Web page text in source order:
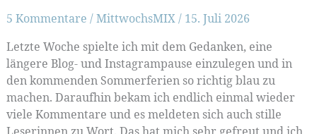
5 Kommentare /MittwochsMIX/ 15. Juli 2026
Letzte Woche spielte ich mit dem Gedanken, eine
längere Blog- und Instagrampause einzulegen und in
den kommenden Sommerferien so richtig blau zu
machen. Daraufhin bekam ich endlich einmal wieder
viele Kommentare und es meldeten sich auch stille